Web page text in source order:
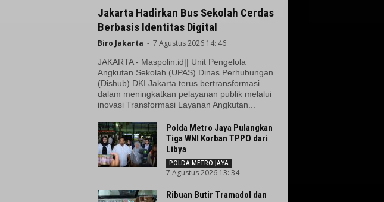
Jakarta Hadirkan Bus Sekolah Cerdas
Berbasis Identitas Digital
Biro Jakarta - 7 Agustus 2026 14: 46
JAKARTA - Maspolin.id|| Unit Pengelola
Angkutan Sekolah (UPAS) Dinas Perhubungan
(Dishub) DKI Jakarta terus bertransformasi
dalam meningkatkan pelayanan publik melalui
inovasi Transformasi Layanan Angkutan...
Polda Metro Jaya Pulangkan
Tiga WNI Korban TPPO dari
Libya
POLDA METRO JAYA
7 Agustus 2026 13: 34
Ribuan Butir Tramadol dan